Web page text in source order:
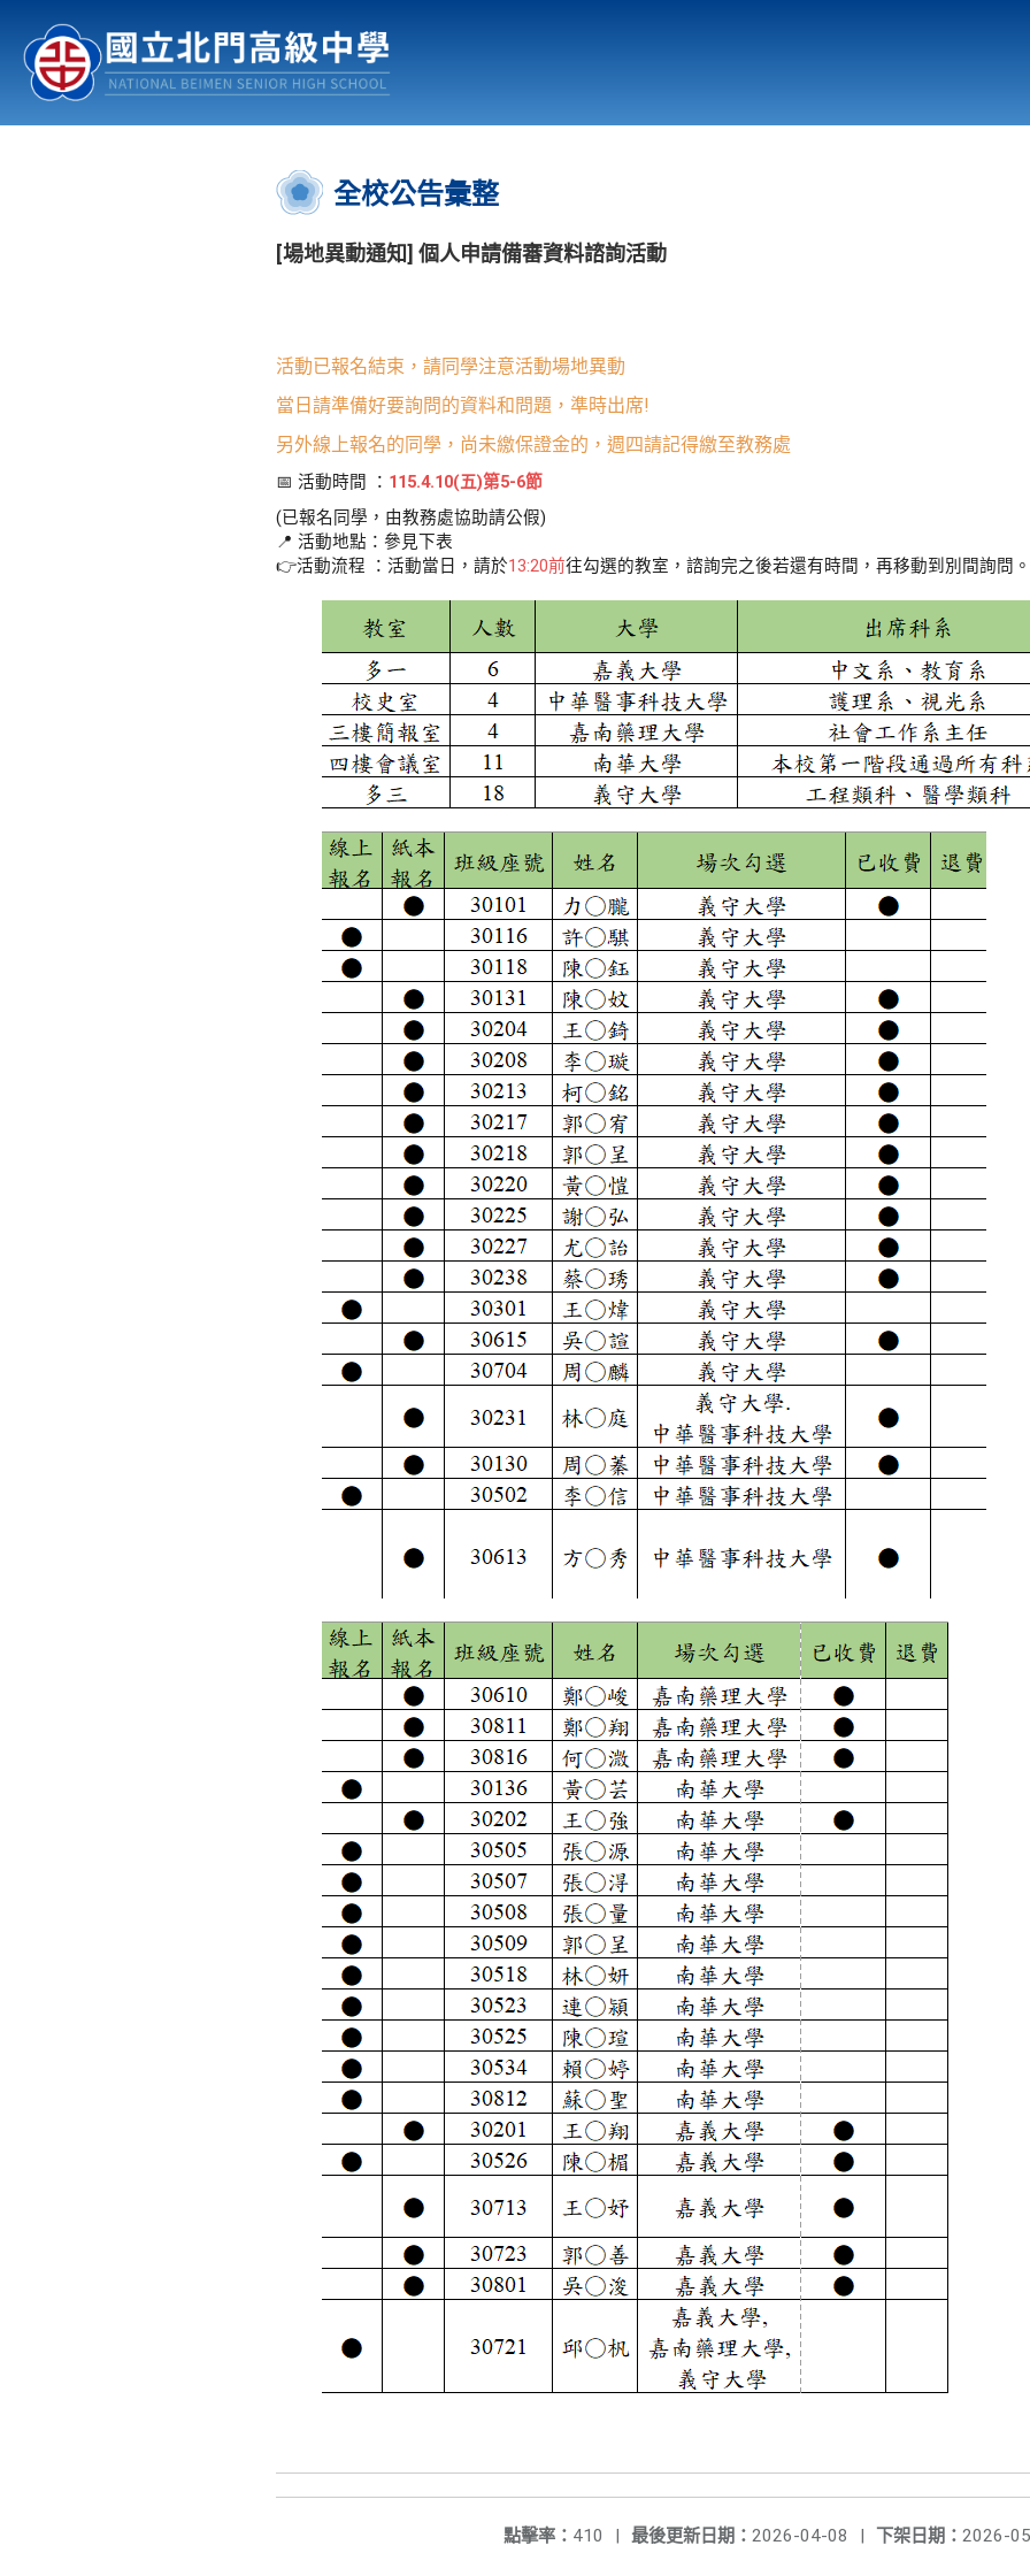
認識北中 行事曆
:::
全校公告彙整
[場地異動通知] 個人申請備審資料諮詢活動
活動已報名結束，請同學注意活動場地異動
當日請準備好要詢問的資料和問題，準時出席!
另外線上報名的同學，尚未繳保證金的，週四請記得繳至教務處
📅 活動時間 ： 115.4.10(五)第5-6節
(已報名同學，由教務處協助請公假)
📍 活動地點：參見下表
👉活動流程 ：活動當日，請於13:20前往勾選的教室，諮詢完之後若還有時間，再移動到別間詢問。
下架日期： 2026-
最後更新日期： 2026-04-08 |
點擊率： 410 |